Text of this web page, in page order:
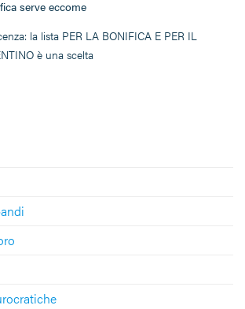
serve eccome
la lista PER LA BONIFICA E PER IL
è una scelta